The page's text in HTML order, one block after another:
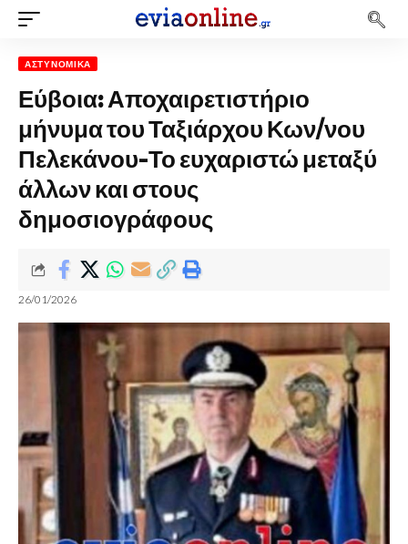
ΑΣΤΥΝΟΜΙΚΆ
Εύβοια: Αποχαιρετιστήριο
μήνυμα του Ταξιάρχου Κων/νου
Πελεκάνου-Το ευχαριστώ μεταξύ
άλλων και στους
δημοσιογράφους
26/01/2026